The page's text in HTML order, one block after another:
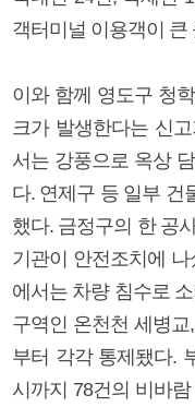
객터미널 이용객이 큰
이와 함께 영도구 청
크가 발생한다는 신
서는 강풍으로 옥상
다. 연제구 등 일부 건
했다. 금정구의 한 공
기관이 안전조치에
에서는 차량 침수로
구역인 온천천 세병
부터 각각 통제됐다.
시까지 78건의 비바